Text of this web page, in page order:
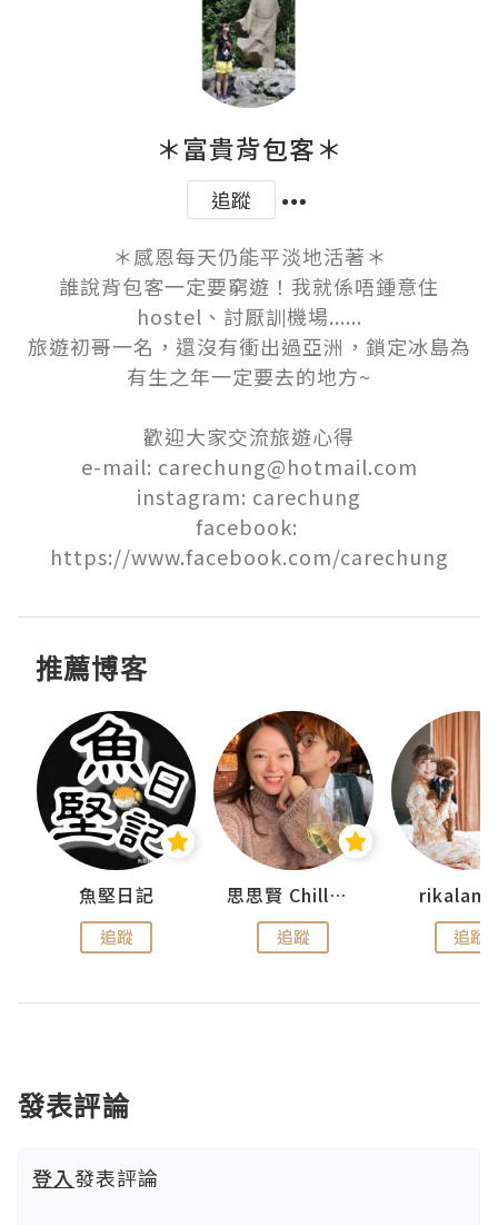
＊富貴背包客＊
追蹤
＊感恩每天仍能平淡地活著＊
誰說背包客一定要窮遊！我就係唔鍾意住
hostel、討厭訓機場......
旅遊初哥一名，還沒有衝出過亞洲，鎖定冰島為
有生之年一定要去的地方~
歡迎大家交流旅遊心得
e-mail: carechung@hotmail.com
instagram: carechung
facebook:
https://www.facebook.com/carechung
推薦博客
魚堅日記
追蹤
思思賢 ChillMyBabe
追蹤 追蹤
發表評論
登入發表評論